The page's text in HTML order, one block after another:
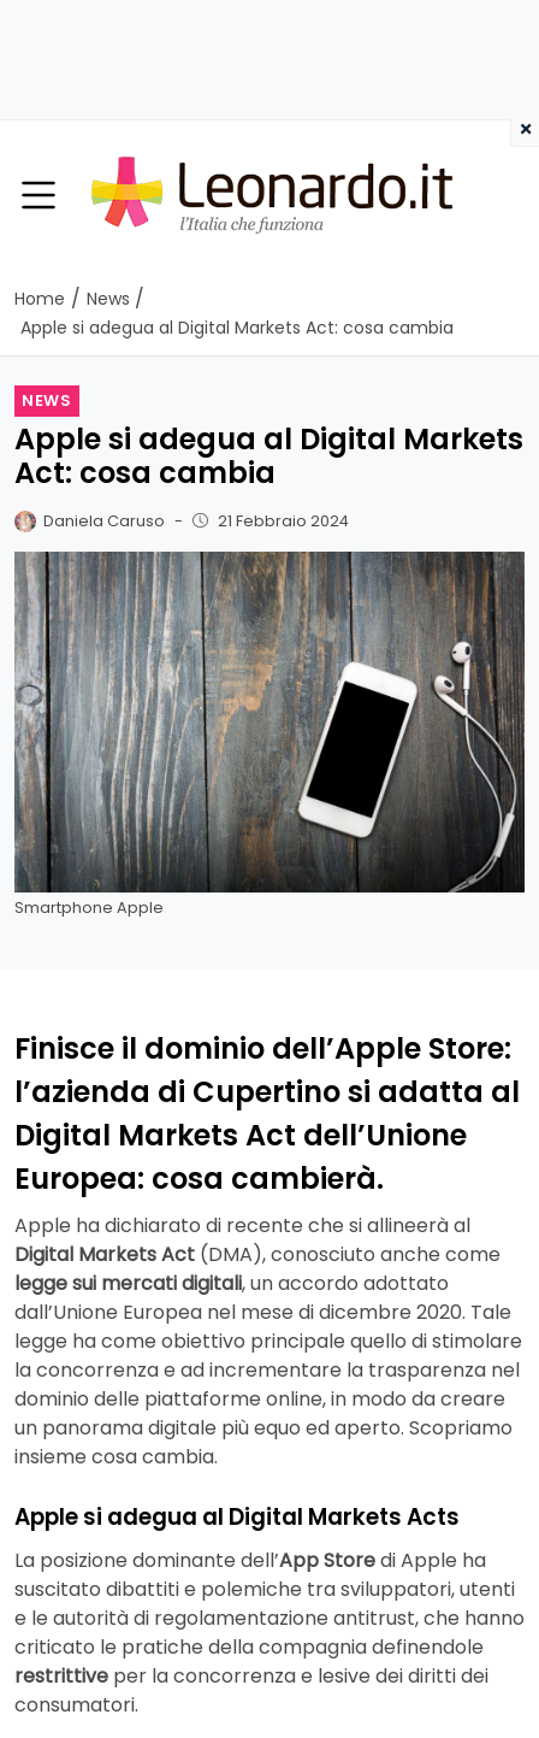
Home / News /
Apple si adegua al Digital Markets Act: cosa cambia
NEWS
Apple si adegua al Digital Markets
Act: cosa cambia
Daniela Caruso - 21 Febbraio 2024
Smartphone Apple
Finisce il dominio dell’Apple Store:
l’azienda di Cupertino si adatta al
Digital Markets Act dell’Unione
Europea: cosa cambierà.
Apple ha dichiarato di recente che si allineerà al
Digital Markets Act (DMA), conosciuto anche come
legge sui mercati digitali, un accordo adottato
dall’Unione Europea nel mese di dicembre 2020. Tale
legge ha come obiettivo principale quello di stimolare
la concorrenza e ad incrementare la trasparenza nel
dominio delle piattaforme online, in modo da creare
un panorama digitale più equo ed aperto. Scopriamo
insieme cosa cambia.
Apple si adegua al Digital Markets Acts
La posizione dominante dell’App Storedi Apple ha
suscitato dibattiti e polemiche tra sviluppatori, utenti
e le autorità di regolamentazione antitrust, che hanno
criticato le pratiche della compagnia definendole
restrittive per la concorrenza e lesive dei diritti dei
consumatori.
×